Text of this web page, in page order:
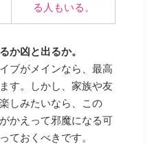
る人もいる。
か凶と出るか。
ブがメインなら、最高
す。しかし、家族や友
しみたいなら、この
かえって邪魔になる可
ておくべきです。